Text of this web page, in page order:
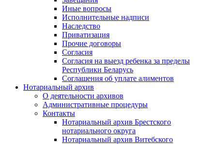
Иные вопросы
Исполнительные надписи
Наследство
Приватизация
Прочие договоры
Согласия
Согласия на выезд ребенка за пределы
Республики Беларусь
Соглашения об уплате алиментов
Нотариальный архив
О деятельности архивов
Административные процедуры
Контакты
Нотариальный архив Брестского
нотариального округа
Нотариальный архив Витебского